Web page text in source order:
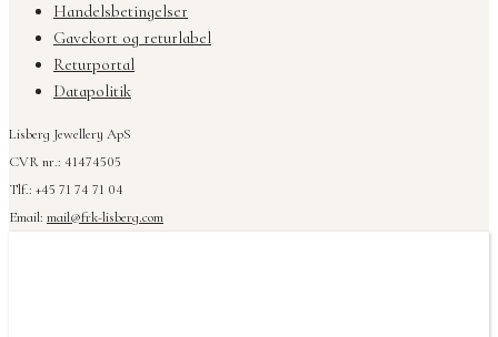
Handelsbetingelser
Gavekort og returlabel
Returportal
Datapolitik
Lisberg Jewellery ApS
CVR nr.: 41474505
Tlf.: +45 71 74 71 04
Email: mail@frk-lisberg.com